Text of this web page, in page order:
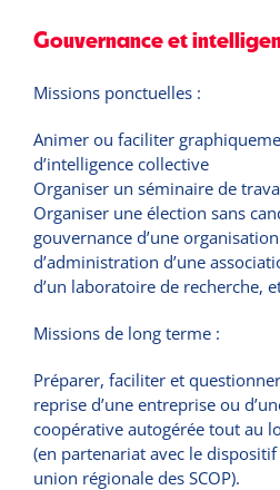
Gouvernance et
Missions ponctuelles :
Animer ou faciliter
d’intelligence collective
Organiser un séminaire de
Organiser une élection sans
gouvernance d’une
d’administration d’une
d’un laboratoire de recherche,
Missions de long terme :
Préparer, faciliter et
reprise d’une entreprise ou
coopérative autogérée tout au
(en partenariat avec le dispositif
union régionale des SCOP).